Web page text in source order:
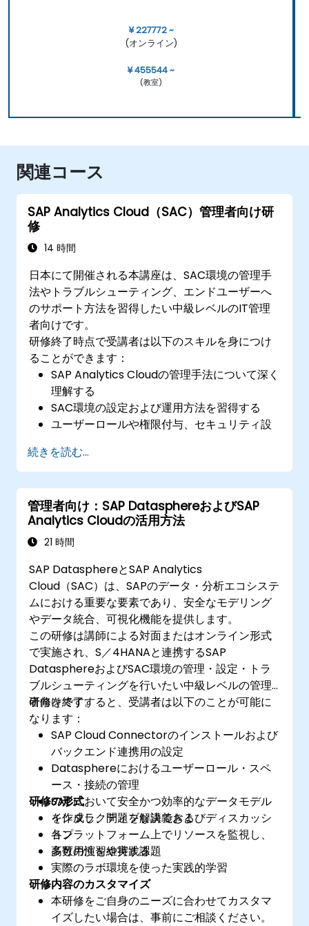
¥ 227772 ~
(オンライン)
¥ 455544 ~
(教室)
関連コース
SAP Analytics Cloud（SAC）管理者向け研
修
14 時間
日本にて開催される本講座は、SAC環境の管理手
法やトラブルシューティング、エンドユーザーへ
のサポート方法を習得したい中級レベルのIT管理
者向けです。
研修終了時点で受講者は以下のスキルを身につけ
ることができます：
SAP Analytics Cloudの管理手法について深く
理解する
SAC環境の設定および運用方法を習得する
ユーザーロールや権限付与、セキュリティ設
データ接続の管理およびデータモデルの構築
を行う
SACで発生しがちな問題の解決方法を理解す
る
エンドユーザーに対して技術サポートを提供
できる
続きを読む...
管理者向け：SAP DatasphereおよびSAP
Analytics Cloudの活用方法
21 時間
SAP DatasphereとSAP Analytics
Cloud（SAC）は、SAPのデータ・分析エコシステ
ムにおける重要な要素であり、安全なモデリング
やデータ統合、可視化機能を提供します。
この研修は講師による対面またはオンライン形式
で実施され、S／4HANAと連携するSAP
DatasphereおよびSAC環境の管理・設定・トラ
ブルシューティングを行いたい中級レベルの管理
者向けです。
研修を終了すると、受講者は以下のことが可能に
なります：
SAP Cloud Connectorのインストールおよび
バックエンド連携用の設定
Datasphereにおけるユーザーロール・スペ
ース・接続の管理
SACにおいて安全かつ効率的なデータモデル
を作成し、問題を解決できる
各プラットフォーム上でリソースを監視し、
高可用性を維持する
研修の形式
インタラクティブな講義およびディスカッシ
ョン
多数の演習や実践課題
実際のラボ環境を使った実践的学習
研修内容のカスタマイズ
本研修をご自身のニーズに合わせてカスタマ
イズしたい場合は、事前にご相談ください。